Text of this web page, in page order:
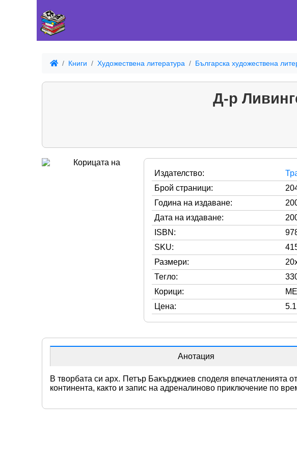
Книги Художествена литература Българска художествена
Д-р
Издателство:
Брой страници:
Година на издаване:
Дата на издаване:
ISBN:
SKU:
Размери:
Тегло:
Корици:
Цена:
Анотация
В творбата си арх. Петър Бакърджиев споделя впечатленията
континента, както и запис на адреналиново приключение по